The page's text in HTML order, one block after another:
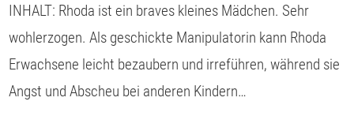
INHALT: Rhoda ist ein braves kleines Mädchen. Sehr
wohlerzogen. Als geschickte Manipulatorin kann Rhoda
Erwachsene leicht bezaubern und irreführen, während sie
Angst und Abscheu bei anderen Kindern…